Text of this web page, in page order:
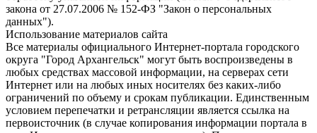
закона от 27.07.2006 № 152-ФЗ "Закон о персональных
данных").
Использование материалов сайта
Все материалы официального Интернет-портала городского
округа "Город Архангельск" могут быть воспроизведены в
любых средствах массовой информации, на серверах сети
Интернет или на любых иных носителях без каких-либо
ограничений по объему и срокам публикации. Единственным
условием перепечатки и ретрансляции является ссылка на
первоисточник (в случае копирования информации портала в